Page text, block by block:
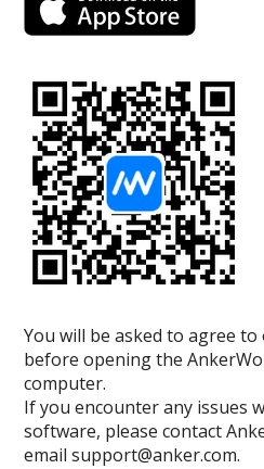
You will be asked to agree to
before opening the
computer.
If you encounter any issues
software, please contact
email support@anker.com.